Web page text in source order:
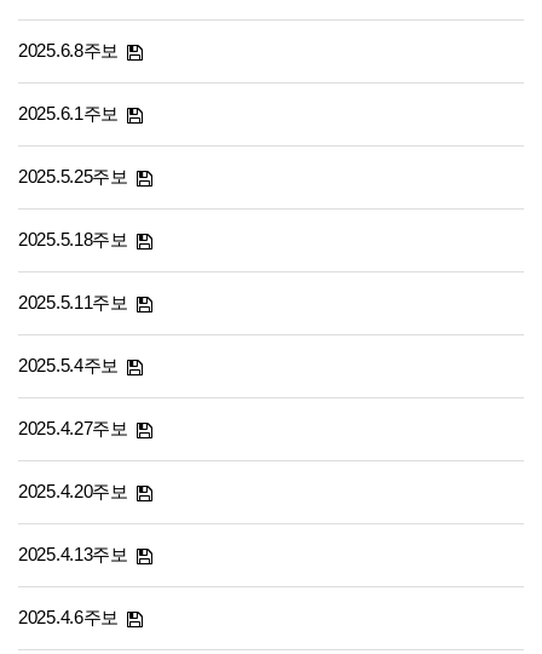
2025.6.8주보
2025.6.1주보
2025.5.25주보
2025.5.18주보
2025.5.11주보
2025.5.4주보
2025.4.27주보
2025.4.20주보
2025.4.13주보
2025.4.6주보